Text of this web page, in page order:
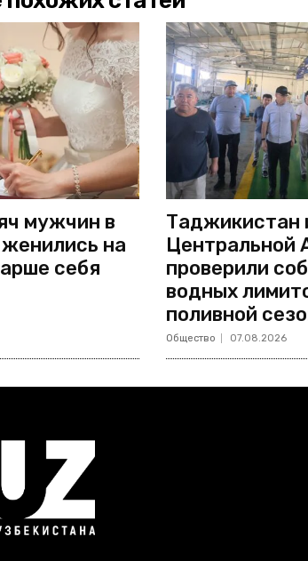
мужчин в
на
себя
Таджикистан
Центральной
проверили
водных
поливной
Общество 07.08.2026